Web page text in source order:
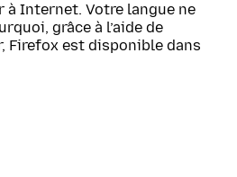
à Internet. Votre langue ne
grâce à l’aide de
Firefox est disponible dans